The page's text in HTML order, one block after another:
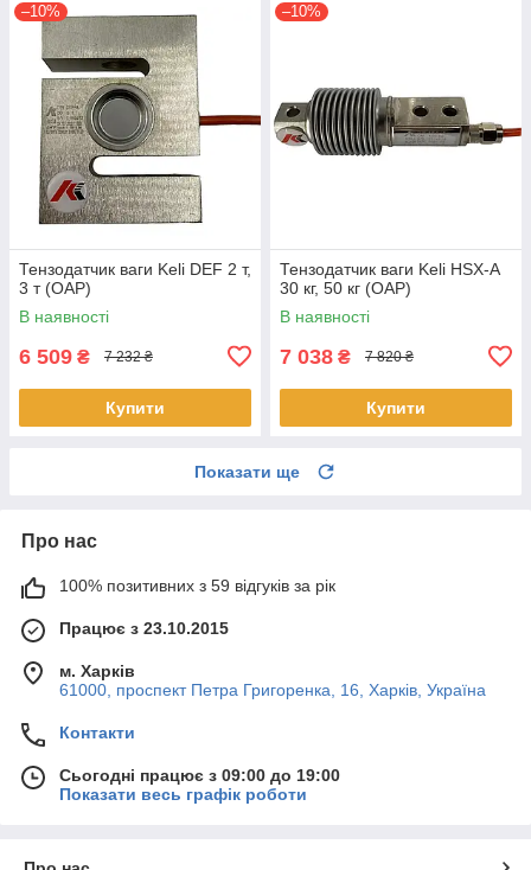
–10%
Тензодатчик ваги Keli DEF 2 т,
3 т (OAP)
В наявності
6 509 ₴ 7 232 ₴
Купити
–10%
Тензодатчик ваги Keli HSX-A
30 кг, 50 кг (OAP)
В наявності
7 038 ₴ 7 820 ₴
Купити
Показати ще
Про нас
100% позитивних з 59 відгуків за рік
Працює з 23.10.2015
м. Харків
61000, проспект Петра Григоренка, 16, Харків, Україна
Контакти
Сьогодні працює з 09:00 до 19:00
Показати весь графік роботи